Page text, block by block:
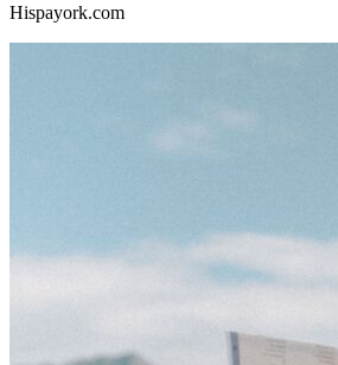
Hispayork.com